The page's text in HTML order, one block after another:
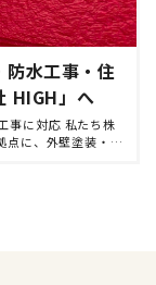
防水工事・住
HIGH」へ
事に対応 私たち株
点に、外壁塗装・屋